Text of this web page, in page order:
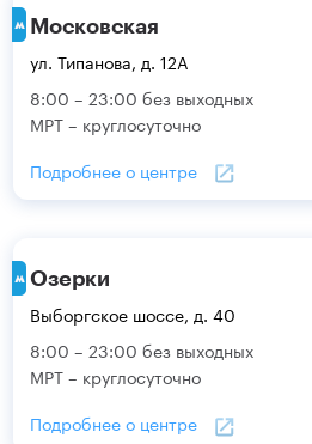
Московская
ул. Типанова, д. 12А
8:00 – 23:00 без выходных
МРТ – круглосуточно
Подробнее о центре
Озерки
Выборгское шоссе, д. 40
8:00 – 23:00 без выходных
МРТ – круглосуточно
Подробнее о центре